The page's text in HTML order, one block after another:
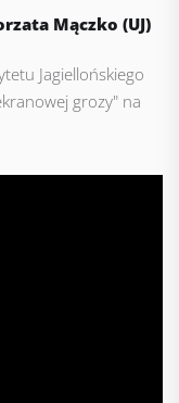
Mączko (UJ)
Jagiellońskiego
grozy" na